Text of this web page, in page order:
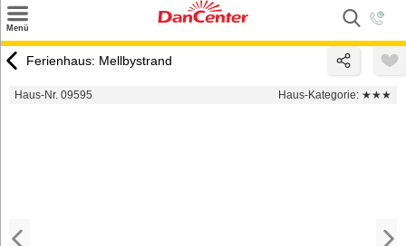
Menü
Urlaubsziele
Ferienhaus: Mellbystrand
Haus-Nr. 09595 Haus-Kategorie: ★★★